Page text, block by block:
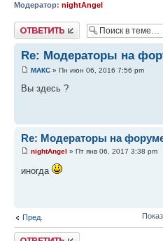
Модератор: nightAngel
Ответить
Re: Модераторы на
МАКС » Пн июн 06, 2016 7:56 pm
Вы здесь ?
Re: Модераторы на
nightAngel » Пт янв 06, 2017 3:38 pm
иногда
Пред.
Ответить